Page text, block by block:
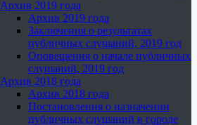
Архив 2019 года
Архив 2019 года
Заключения о результатах
публичных слушаний, 2019 год
Оповещения о начале публичных
слушаний, 2019 год
Архив 2018 года
Архив 2018 года
Постановления о назначении
публичных слушаний в городе